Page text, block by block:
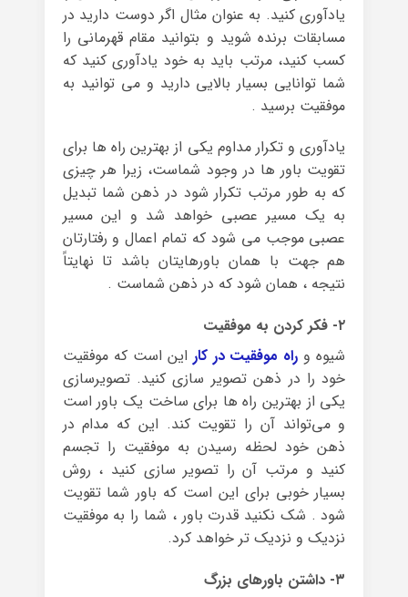
یادآوری کنید. به عنوان مثال اگر دوست دارید در
مسابقات برنده شوید و بتوانید مقام قهرمانی را
کسب کنید، مرتب باید به خود یادآوری کنید که
شما توانایی بسیار بالایی دارید و می توانید به
موفقیت برسید .
یادآوری و تکرار مداوم یکی از بهترین راه ها برای
تقویت باور ها در وجود شماست، زیرا هر چیزی
که به طور مرتب تکرار شود در ذهن شما تبدیل
به یک مسیر عصبی خواهد شد و این مسیر
عصبی موجب می شود که تمام اعمال و رفتارتان
هم جهت با همان باورهایتان باشد تا نهایتاً
نتیجه ، همان شود که در ذهن شماست .
۲- فکر کردن به موفقیت
شیوه و راه موفقیت در کار این است که موفقیت
خود را در ذهن تصویر سازی کنید. تصویرسازی
یکی از بهترین راه ها برای ساخت یک باور است
و می‌تواند آن را تقویت کند. این که مدام در
ذهن خود لحظه رسیدن به موفقیت را تجسم
کنید و مرتب آن را تصویر سازی کنید ، روش
بسیار خوبی برای این است که باور شما تقویت
شود . شک نکنید قدرت باور ، شما را به موفقیت
نزدیک و نزدیک تر خواهد کرد.
۳- داشتن باورهای بزرگ